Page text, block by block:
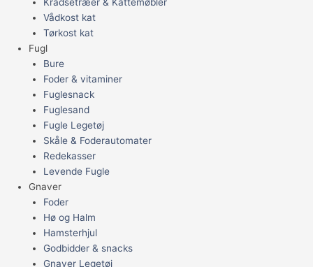
Vådkost kat
Tørkost kat
Fugl
Bure
Foder & vitaminer
Fuglesnack
Fuglesand
Fugle Legetøj
Skåle & Foderautomater
Redekasser
Levende Fugle
Gnaver
Foder
Hø og Halm
Hamsterhjul
Godbidder & snacks
Gnaver Legetøj